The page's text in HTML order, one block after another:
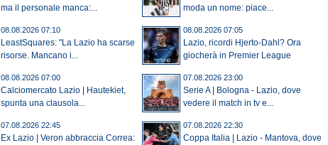
ma il personale manca:...
moda un nome: piace...
08.08.2026 07:10
LeastSquares: "La Lazio ha scarse
risorse. Mancano i...
08.08.2026 07:05
Lazio, ricordi Hjerto-Dahl? Ora
giocherà in Premier League
08.08.2026 07:00
Calciomercato Lazio | Hautekiet,
spunta una clausola...
07.08.2026 23:00
Serie A | Bologna - Lazio, dove
vedere il match in tv e...
07.08.2026 22:45
Ex Lazio | Veron abbraccia Correa:
07.08.2026 22:30
Coppa Italia | Lazio - Mantova, dove